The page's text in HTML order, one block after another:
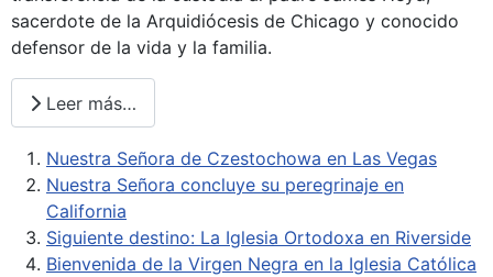
sacerdote de la Arquidiócesis de Chicago y conocido
defensor de la vida y la familia.
Leer más…
Nuestra Señora de Czestochowa en Las Vegas
Nuestra Señora concluye su peregrinaje en
California
Siguiente destino: La Iglesia Ortodoxa en Riverside
Bienvenida de la Virgen Negra en la Iglesia Católica